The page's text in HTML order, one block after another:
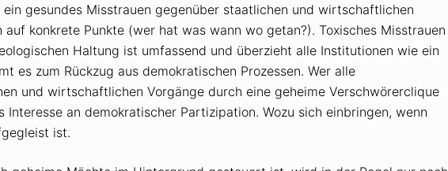
gesundes Misstrauen gegenüber staatlichen und wirtschaftlichen
auf konkrete Punkte (wer hat was wann wo getan?). Toxisches Misstrauen
Haltung ist umfassend und überzieht alle Institutionen wie ein
es zum Rückzug aus demokratischen Prozessen. Wer alle
und wirtschaftlichen Vorgänge durch eine geheime Verschwörerclique
an demokratischer Partizipation. Wozu sich einbringen, wenn
ist.